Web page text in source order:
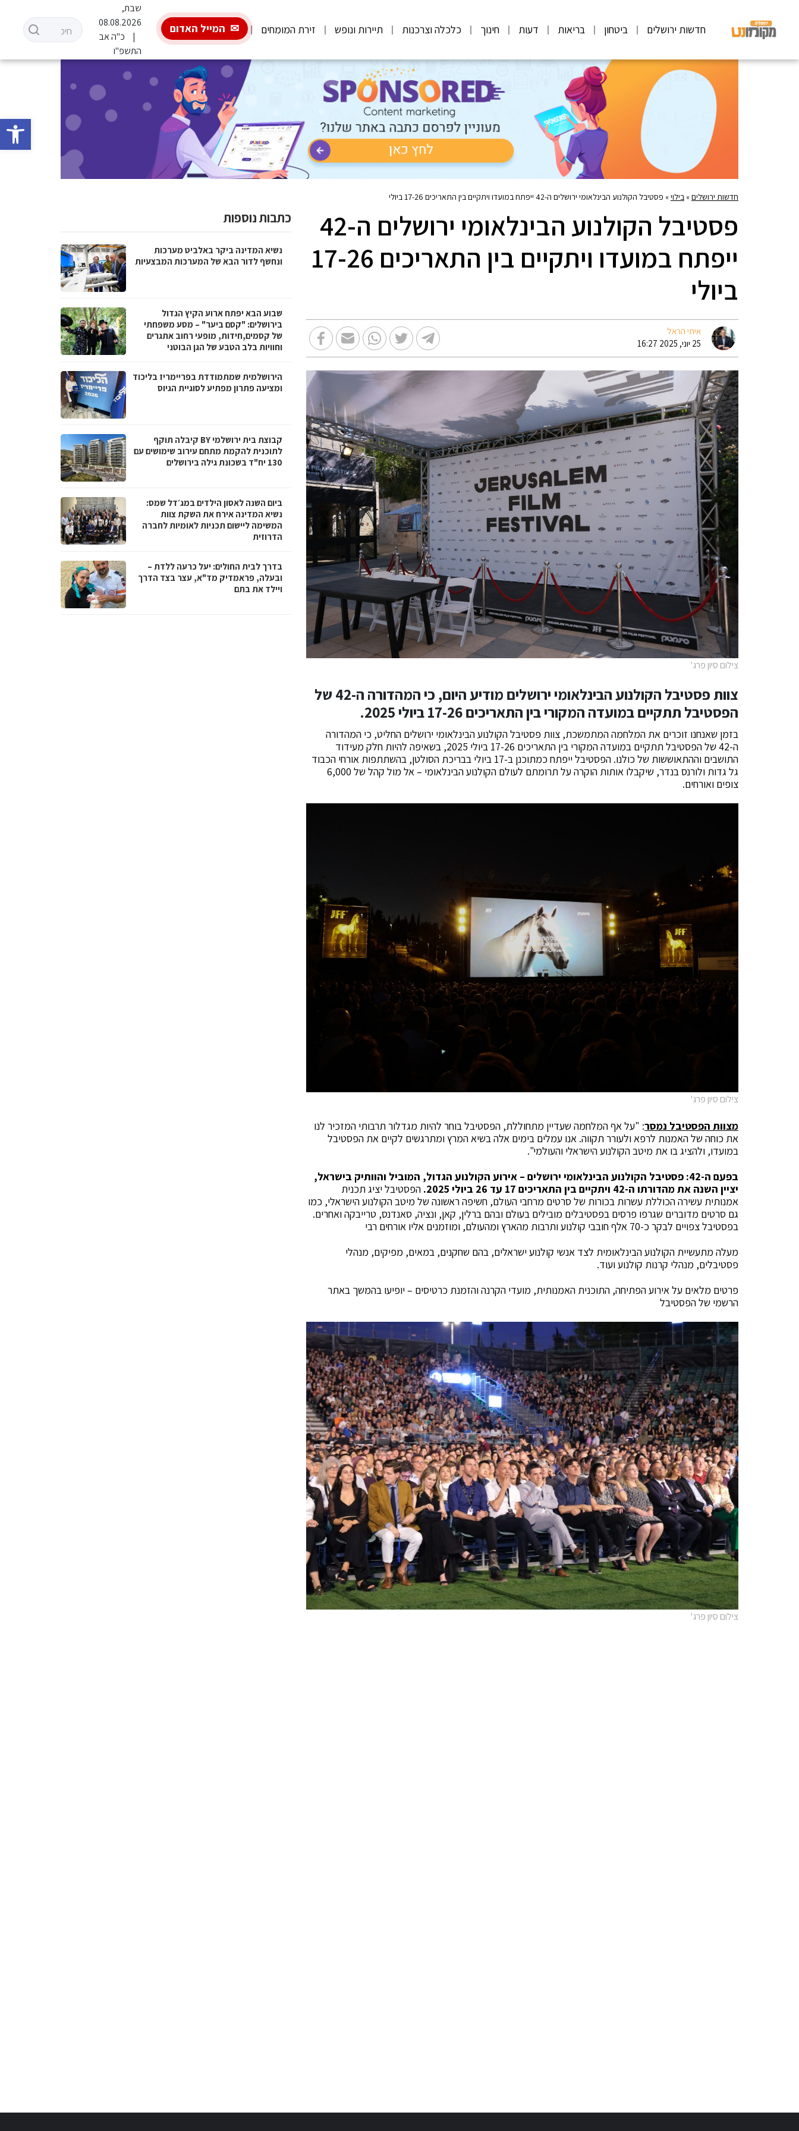
פתח
חדשות ירושלים ביטחון בריאות דעות חינוך כלכלה וצרכנות תיירות ונופש זירת המומחים המייל האדום
שבת,
08.08.2026
כ"ה אב
התשפ"ו
חדשות ירושלים» בילוי» פסטיבל הקולנוע הבינלאומי ירושלים ה-42 ייפתח במועדו ויתקיים בין התאריכים 17-26 ביולי
פסטיבל הקולנוע הבינלאומי ירושלים ה-42
ייפתח במועדו ויתקיים בין התאריכים 17-26
ביולי
איתי הראל
25 יוני, 2025 16:27
צילום סיון פרג'
צוות פסטיבל הקולנוע הבינלאומי ירושלים מודיע היום, כי המהדורה ה-42 של
הפסטיבל תתקיים במועדה המקורי בין התאריכים 17-26 ביולי 2025.
בזמן שאנחנו זוכרים את המלחמה המתמשכת, צוות פסטיבל הקולנוע הבינלאומי ירושלים החליט, כי המהדורה
ה-42 של הפסטיבל תתקיים במועדה המקורי בין התאריכים 17-26 ביולי 2025, בשאיפה להיות חלק מעידוד
התושבים וההתאוששות של כולנו. הפסטיבל ייפתח כמתוכנן ב-17 ביולי בבריכת הסולטן, בהשתתפות אורחי הכבוד
גל גדות ולורנס בנדר, שיקבלו אותות הוקרה על תרומתם לעולם הקולנוע הבינלאומי – אל מול קהל של 6,000
צופים ואורחים.
צילום סיון פרג'
מצוות הפסטיבל נמסר: "על אף המלחמה שעדיין מתחוללת, הפסטיבל בוחר להיות מגדלור תרבותי המזכיר לנו
את כוחה של האמנות לרפא ולעורר תקווה. אנו עמלים בימים אלה בשיא המרץ ומתרגשים לקיים את הפסטיבל
במועדו, ולהציג בו את מיטב הקולנוע הישראלי והעולמי".
בפעם ה-42: פסטיבל הקולנוע הבינלאומי ירושלים – אירוע הקולנוע הגדול, המוביל והוותיק בישראל,
יציין השנה את מהדורתו ה-42 ויתקיים בין התאריכים 17 עד 26 ביולי 2025.
הפסטיבל יציג תכנית
אמנותית עשירה הכוללת עשרות בכורות של סרטים מרחבי העולם, חשיפה ראשונה של מיטב הקולנוע הישראלי, כמו
גם סרטים מדוברים שגרפו פרסים בפסטיבלים מובילים בעולם ובהם ברלין, קאן, ונציה, סאנדנס, טרייבקה ואחרים.
בפסטיבל צפויים לבקר כ-70 אלף חובבי קולנוע ותרבות מהארץ ומהעולם, ומוזמנים אליו אורחים רבי
מעלה מתעשיית הקולנוע הבינלאומית לצד אנשי קולנוע ישראלים, בהם שחקנים, במאים, מפיקים, מנהלי
פסטיבלים, מנהלי קרנות קולנוע ועוד.
פרטים מלאים על אירוע הפתיחה, התוכנית האמנותית, מועדי הקרנה והזמנת כרטיסים – יופיעו בהמשך באתר
הרשמי של הפסטיבל
צילום סיון פרג'
כתבות נוספות
נשיא המדינה ביקר באלביט מערכות
ונחשף לדור הבא של המערכות המבצעיות
שבוע הבא יפתח ארוע הקיץ הגדול
בירושלים: "קסם ביער" – מסע משפחתי
של קסמים,חידות, מופעי רחוב אתגרים
וחוויות בלב הטבע של הגן הבוטני
הירושלמית שמתמודדת בפריימריז בליכוד
ומציעה פתרון מפתיע לסוגיית הגיוס
קבוצת בית ירושלמי BY קיבלה תוקף
לתוכנית להקמת מתחם עירוב שימושים עם
130 יח"ד בשכונת גילה בירושלים
ביום השנה לאסון הילדים במג׳דל שמס:
נשיא המדינה אירח את השקת צוות
המשימה ליישום תכניות לאומיות לחברה
הדרוזית
בדרך לבית החולים: יעל כרעה ללדת –
ובעלה, פראמדיק מד"א, עצר בצד הדרך
ויילד את בתם